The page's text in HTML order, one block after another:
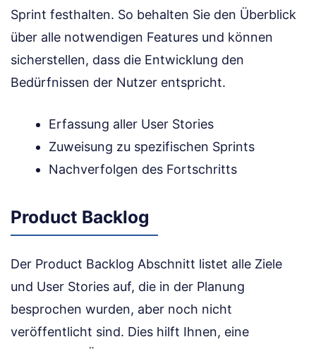
Sprint festhalten. So behalten Sie den Überblick
über alle notwendigen Features und können
sicherstellen, dass die Entwicklung den
Bedürfnissen der Nutzer entspricht.
Erfassung aller User Stories
Zuweisung zu spezifischen Sprints
Nachverfolgen des Fortschritts
Product Backlog
Der Product Backlog Abschnitt listet alle Ziele
und User Stories auf, die in der Planung
besprochen wurden, aber noch nicht
veröffentlicht sind. Dies hilft Ihnen, eine